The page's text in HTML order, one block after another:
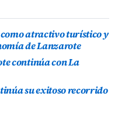
como atractivo turístico y
de Lanzarote
continúa con La
su exitoso recorrido